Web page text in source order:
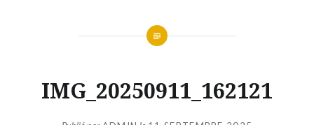
IMG_20250911_162121